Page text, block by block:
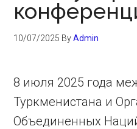
10/07/2025 ByAdmin
8 июля 2025 года
Туркменистана и
Объединенных